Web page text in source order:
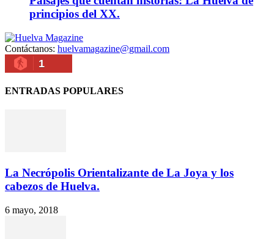
principios del XX.
Contáctanos: huelvamagazine@gmail.com
1
ENTRADAS POPULARES
La Necrópolis Orientalizante de La Joya y los
cabezos de Huelva.
6 mayo, 2018